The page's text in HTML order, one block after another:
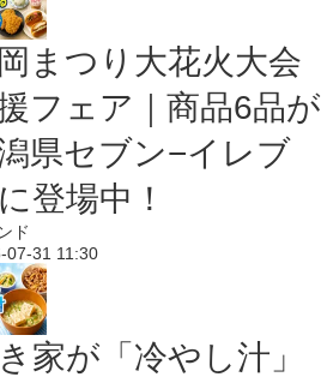
まつり大花火大会
フェア｜商品6品が
県セブン−イレブ
登場中！
ド
07-31 11:30
家が「冷やし汁」